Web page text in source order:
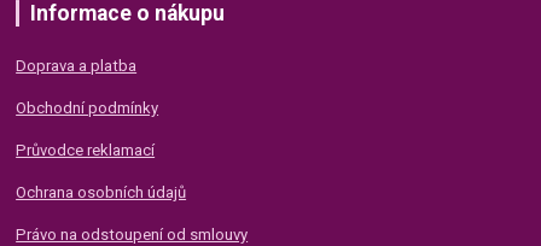
Informace o nákupu
Doprava a platba
Obchodní podmínky
Průvodce reklamací
Ochrana osobních údajů
Právo na odstoupení od smlouvy